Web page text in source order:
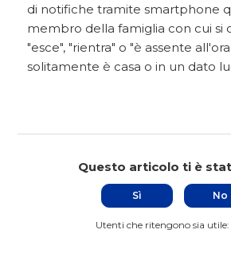
di notifiche tramite smartphone
membro della famiglia con cui si
"esce", "rientra" o "è assente
solitamente è casa o in un dato
Questo articolo ti è
Sì No
Utenti che ritengono sia